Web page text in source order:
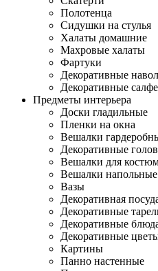
Полотенца
Сидушки на стулья
Халаты домашние
Махровые халаты
Фартуки
Декоративные
Декоративные
Предметы интерьера
Доски гладильные
Пленки на окна
Вешалки
Декоративные
Вешалки для
Вешалки напольные
Вазы
Декоративная
Декоративные
Декоративные
Декоративные
Картины
Панно настенные